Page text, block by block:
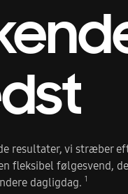
resultater, vi stræber
fleksibel følgesvend,
dagligdag. 1